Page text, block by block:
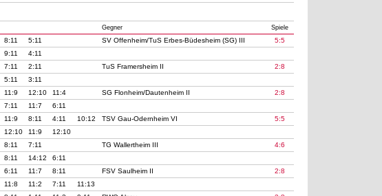
Gegner Spiele
8:11 5:11 SV Offenheim/TuS Erbes-Büdesheim (SG) III
5:5
9:11
4:11
7:11 2:11 TuS Framersheim II
2:8
5:11
3:11
11:9 12:10 11:4 SG Flonheim/Dautenheim II
2:8
7:11 11:7
6:11
11:9 8:11 4:11 10:12 TSV Gau-Odernheim VI
5:5
12:10 11:9
12:10
8:11 7:11 TG Wallertheim III
4:6
8:11 14:12
6:11
6:11 11:7 8:11 FSV Saulheim II
2:8
11:8 11:2 7:11
11:13